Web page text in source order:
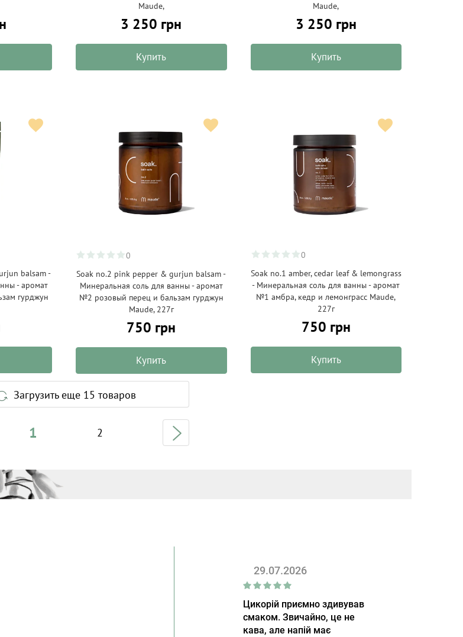
Maude,
3 250 грн
Купить
Maude,
3 250 грн
Купить
balsam -
- аромат
гурджун
0
Soak no.2 pink pepper & gurjun balsam -
Минеральная соль для ванны - аромат
№2 розовый перец и бальзам гурджун
Maude, 227г
750 грн
Купить
0
Soak no.1 amber, cedar leaf & lemongrass
- Минеральная соль для ванны - аромат
№1 амбра, кедр и лемонграсс Maude,
227г
750 грн
Купить
Загрузить еще 15 товаров
1 2
29.07.2026
Цикорій приємно здивував
смаком. Звичайно, це не
кава, але напій має